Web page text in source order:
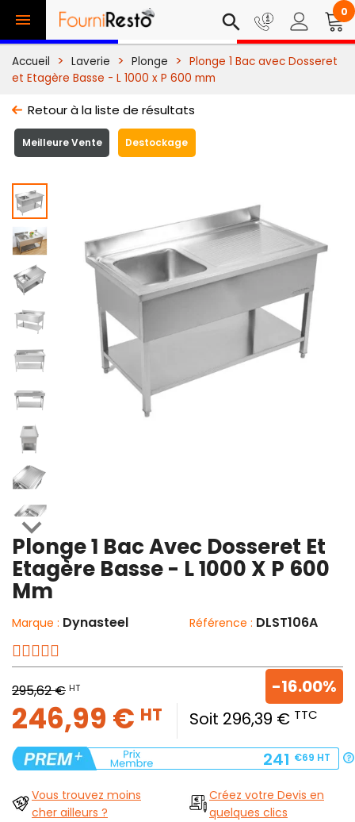
 search 0
Accueil Laverie Plonge
Plonge 1 Bac avec Dosseret
et Etagère Basse - L 1000 x P 600 mm
Retour à la liste de résultats
Meilleure Vente Destockage

Plonge 1 Bac Avec Dosseret Et
Etagère Basse - L 1000 X P 600
Mm
Marque : Dynasteel Référence : DLST106A
295,62 € HT
246,99 € HT Soit 296,39 € TTC
-16.00%
241 €69 HT
Vous trouvez moins
cher ailleurs ?
Créez votre Devis en
quelques clics